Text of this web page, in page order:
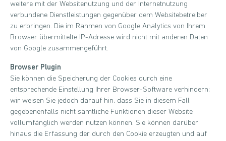
weitere mit der Websitenutzung und der Internetnutzung
verbundene Dienstleistungen gegenüber dem Websitebetreiber
zu erbringen. Die im Rahmen von Google Analytics von Ihrem
Browser übermittelte IP-Adresse wird nicht mit anderen Daten
von Google zusammengeführt.
Browser Plugin
Sie können die Speicherung der Cookies durch eine
entsprechende Einstellung Ihrer Browser-Software verhindern;
wir weisen Sie jedoch darauf hin, dass Sie in diesem Fall
gegebenenfalls nicht sämtliche Funktionen dieser Website
vollumfänglich werden nutzen können. Sie können darüber
hinaus die Erfassung der durch den Cookie erzeugten und auf